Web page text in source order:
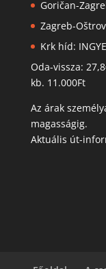
Goričan-
Zagreb-
Krk híd:
Oda-vissza:
kb. 11.000Ft
Az árak
magasságig.
Aktuális út-